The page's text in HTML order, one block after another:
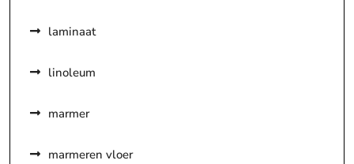
laminaat
linoleum
marmer
marmeren vloer